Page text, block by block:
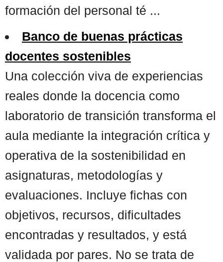
formación del personal té ...
Banco de buenas prácticas
docentes sostenibles
Una colección viva de experiencias
reales donde la docencia como
laboratorio de transición transforma el
aula mediante la integración crítica y
operativa de la sostenibilidad en
asignaturas, metodologías y
evaluaciones. Incluye fichas con
objetivos, recursos, dificultades
encontradas y resultados, y está
validada por pares. No se trata de